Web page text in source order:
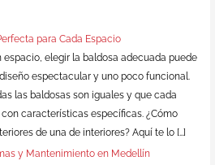
para Cada Espacio
espacio, elegir la baldosa adecuada puede
espectacular y uno poco funcional.
las baldosas son iguales y que cada
características específicas. ¿Cómo
de una de interiores? Aquí te lo […]
y Mantenimiento en Medellín